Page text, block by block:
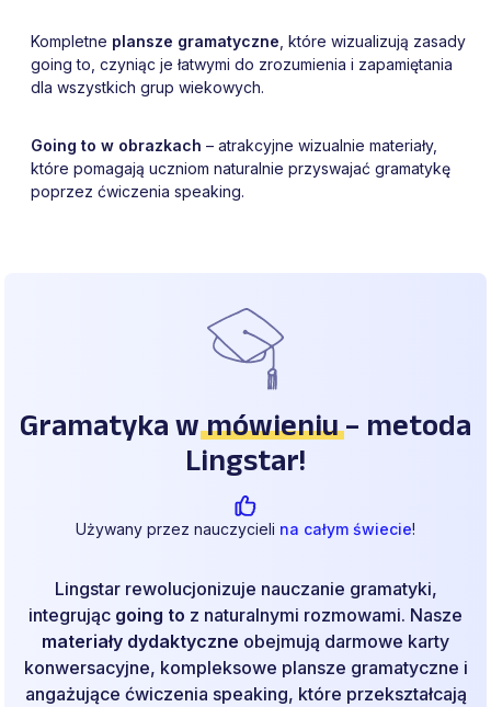
Kompletne plansze gramatyczne , które wizualizują zasady
going to, czyniąc je łatwymi do zrozumienia i zapamiętania
dla wszystkich grup wiekowych.
Going to w obrazkach – atrakcyjne wizualnie materiały,
które pomagają uczniom naturalnie przyswajać gramatykę
poprzez ćwiczenia speaking.
Gramatyka wmówieniu– metoda
Lingstar!
Używany przez nauczycieli na całym świecie!
Lingstar rewolucjonizuje nauczanie gramatyki,
integrując going to z naturalnymi rozmowami. Nasze
materiały dydaktyczne obejmują darmowe karty
konwersacyjne, kompleksowe plansze gramatyczne i
angażujące ćwiczenia speaking, które przekształcają